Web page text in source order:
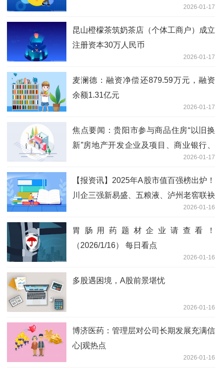
2026-01-17
昆山橙檬茶筑奶茶店（个体工商户）成立
注册资本30万人民币
2026-01-17
麦澜德：融资净偿还879.59万元，融资
余额1.31亿元
2026-01-17
焦点要闻：贵阳市参与商品住房“以旧换
新”房地产开发企业及项目、商业银行、
2026-01-17
【报资讯】2025年A股市值百强榜出炉！
川企三强新易盛、五粮液、泸州老窖联袂
2026-01-16
胃肠用药题材企业请查看！
（2026/1/16） 每日看点
2026-01-16
多股遇困境，A股前景堪忧
2026-01-16
博济医药：管理层对公司长期发展充满信
心|观热点
2026-01-16